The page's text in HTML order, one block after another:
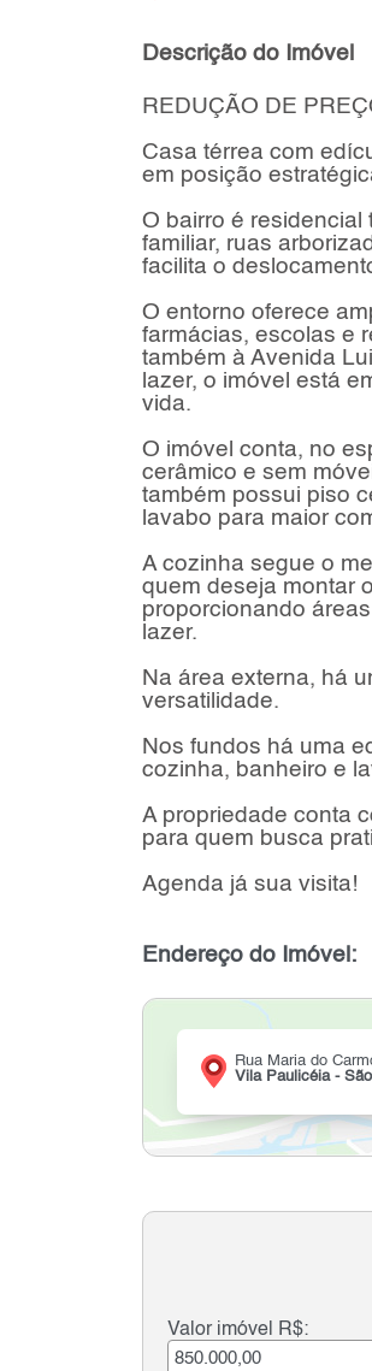
Descrição do Imóvel
REDUÇÃO DE
Casa térrea com
em posição
O bairro é residencial
familiar, ruas
facilita o
O entorno oferece
farmácias, escolas e
também à Avenida
lazer, o imóvel está
vida.
O imóvel conta, no
cerâmico e sem
também possui piso
lavabo para maior
A cozinha segue o
quem deseja montar
proporcionando
lazer.
Na área externa, há
versatilidade.
Nos fundos há uma
cozinha, banheiro e
A propriedade conta
para quem busca
Agenda já sua visita!
Endereço do Imóvel:
Rua Maria do
Vila Paulicéia -
Valor imóvel R$: